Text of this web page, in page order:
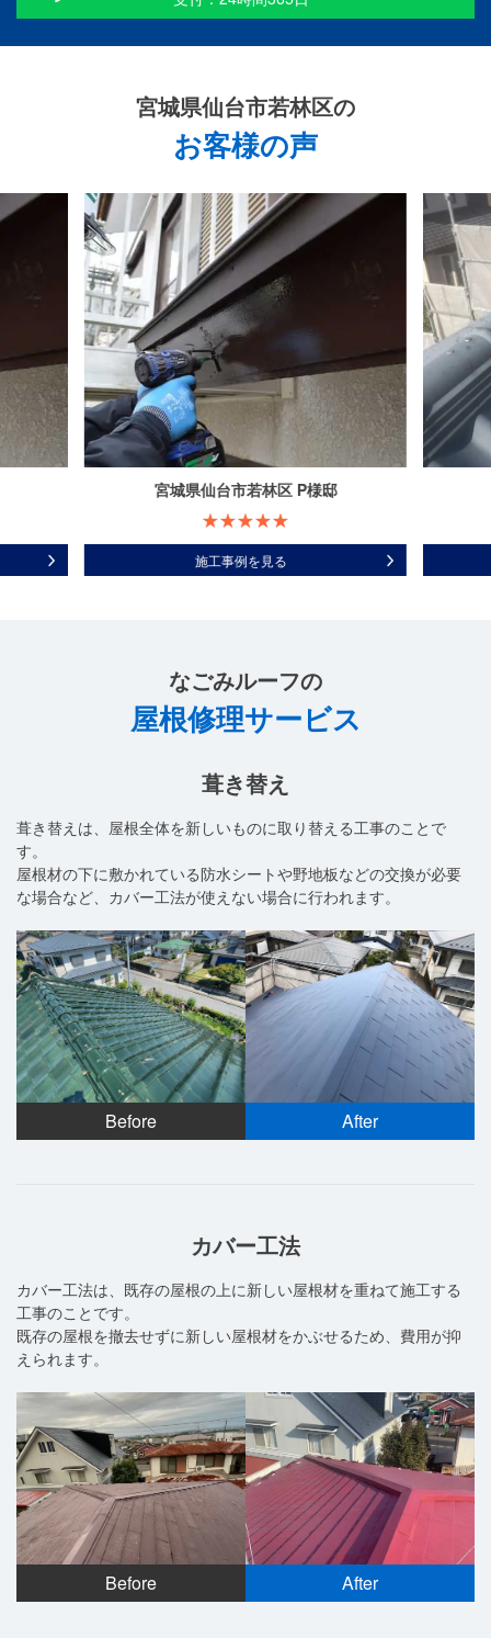
宮城県仙台市若林区の
お客様の声
宮城県仙台市若林区 P様邸
施工事例を見る
なごみルーフの
屋根修理サービス
葺き替え
葺き替えは、屋根全体を新しいものに取り替える工事のことで
す。
屋根材の下に敷かれている防水シートや野地板などの交換が必要
な場合など、カバー工法が使えない場合に行われます。
Before After
カバー工法
カバー工法は、既存の屋根の上に新しい屋根材を重ねて施工する
工事のことです。
既存の屋根を撤去せずに新しい屋根材をかぶせるため、費用が抑
えられます。
Before After